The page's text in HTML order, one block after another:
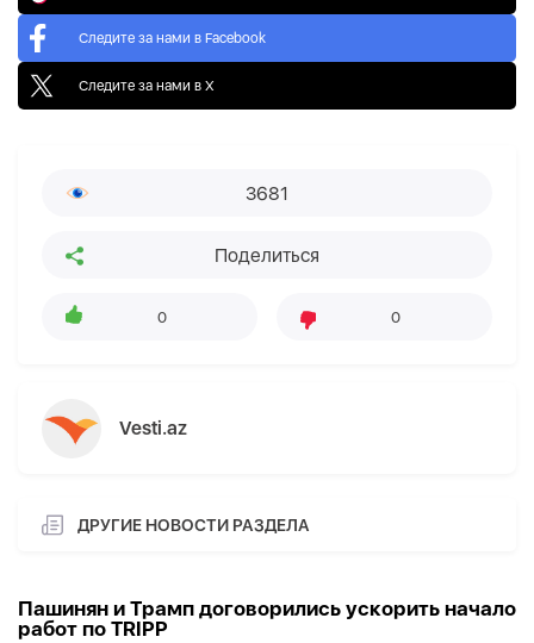
Следите за нами в Facebook
Следите за нами в X
3681
Поделиться
0 0
Vesti.az
ДРУГИЕ НОВОСТИ РАЗДЕЛА
Пашинян и Трамп договорились ускорить начало
работ по TRIPP